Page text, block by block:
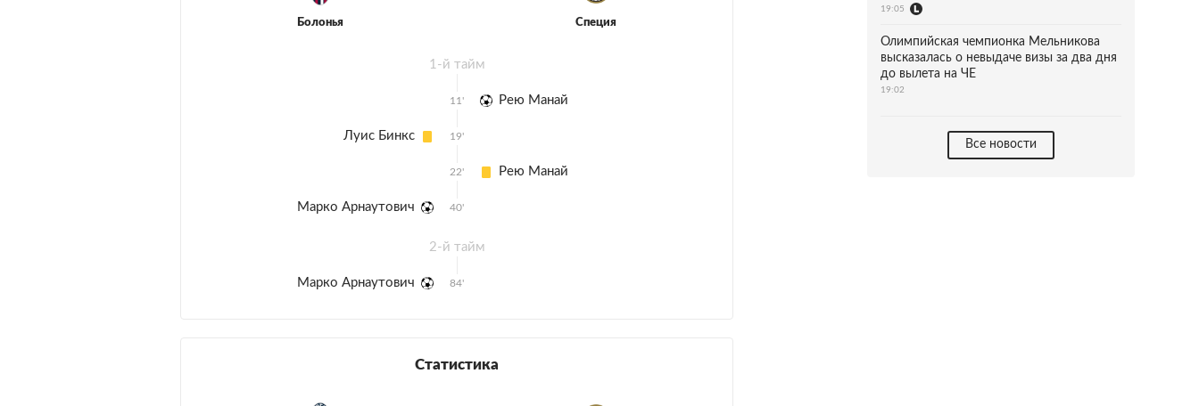
Болонья Специя
1-й тайм
Рею Манай
11'
Луис Бинкс 19'
Рею Манай
22'
Марко Арнаутович 40'
2-й тайм
Марко Арнаутович 84'
Статистика
19:05
Олимпийская чемпионка Мельникова
высказалась о невыдаче визы за два дня
до вылета на ЧЕ
19:02
Все новости